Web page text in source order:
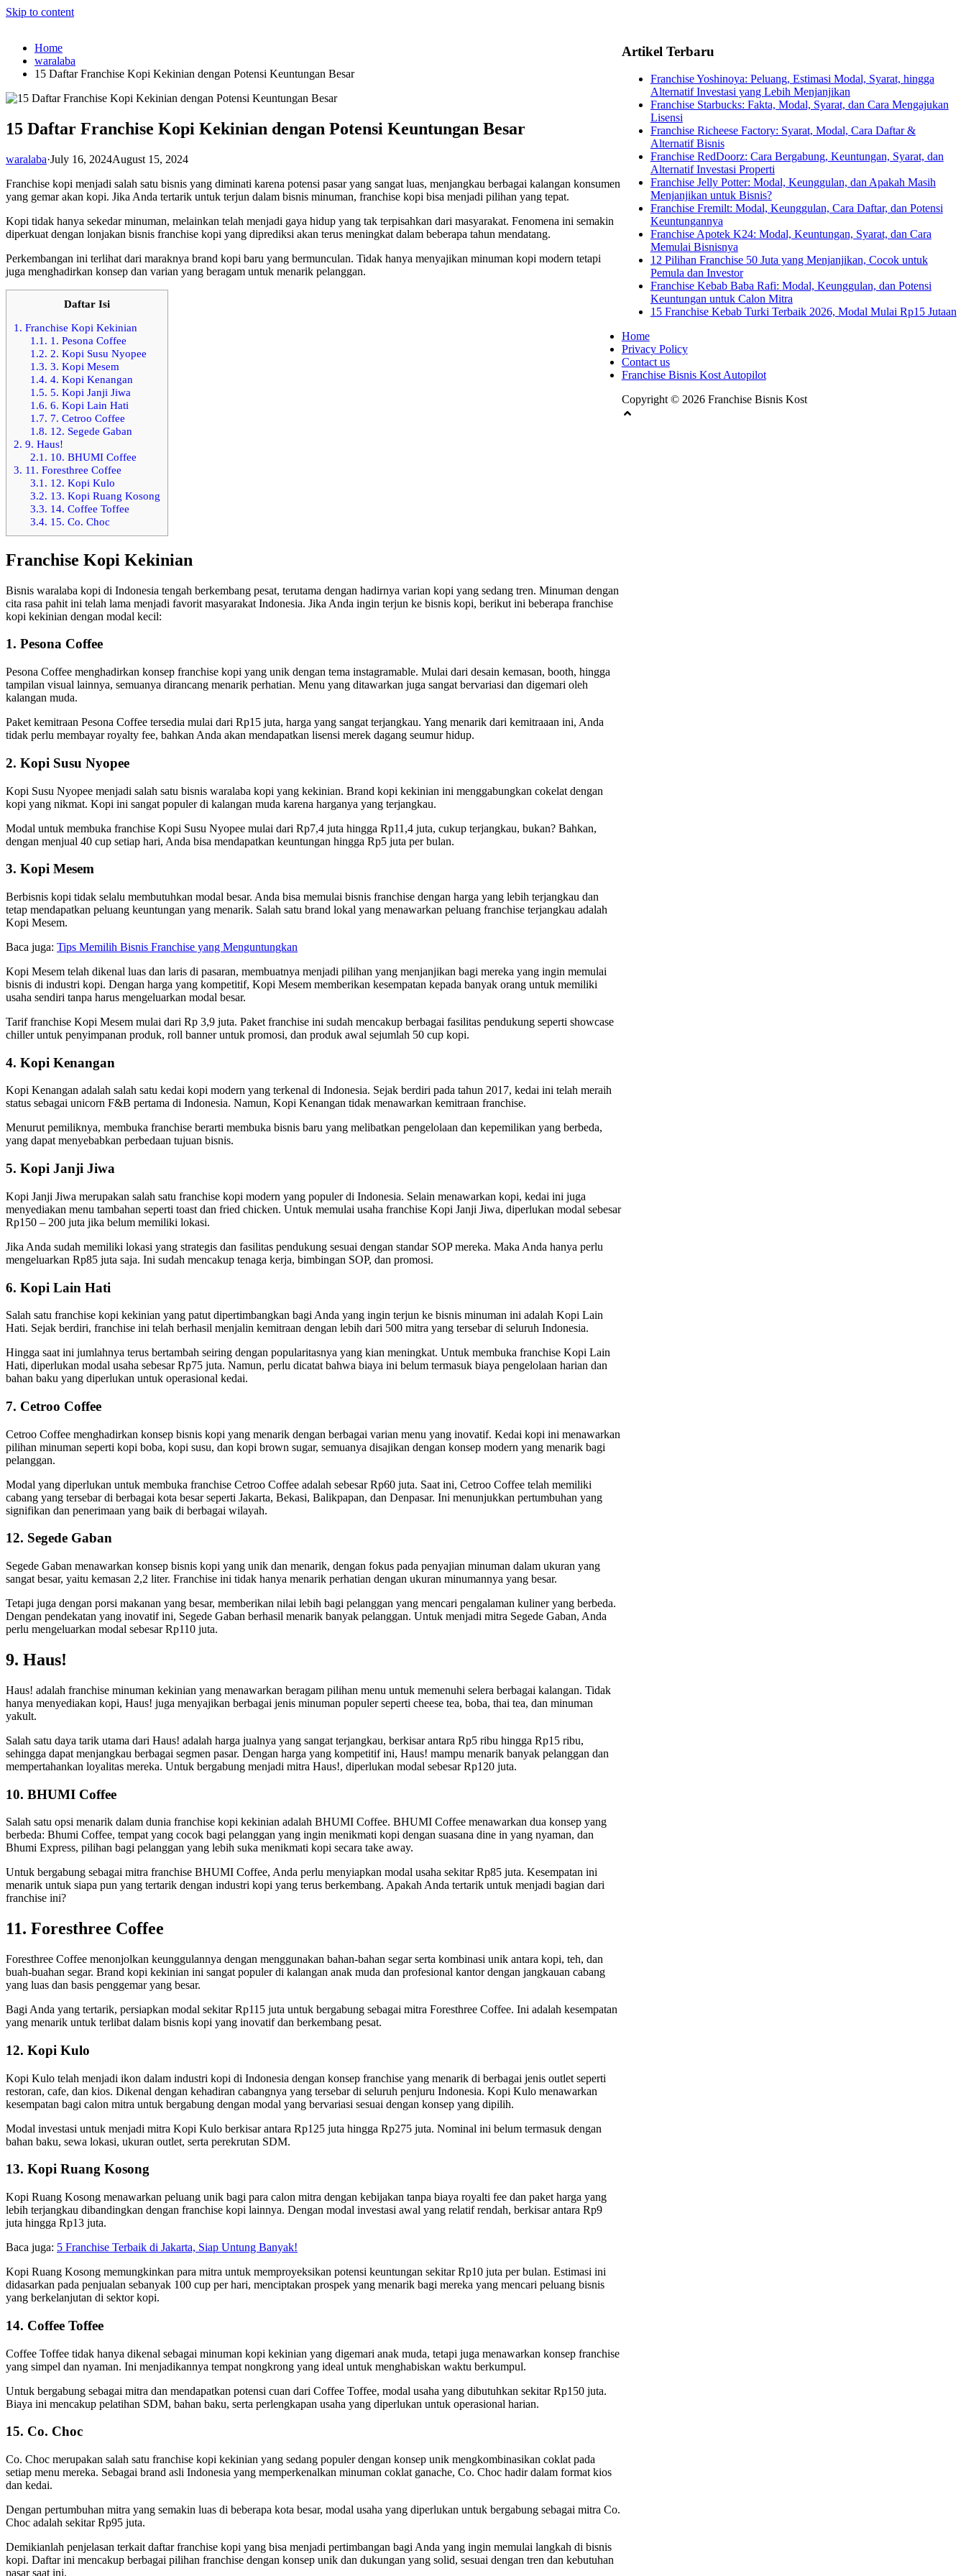
Skip to content
Home
waralaba
15 Daftar Franchise Kopi Kekinian dengan Potensi Keuntungan Besar
15 Daftar Franchise Kopi Kekinian dengan Potensi Keuntungan Besar
waralaba·July 16, 2024August 15, 2024
Franchise kopi menjadi salah satu bisnis yang diminati karena potensi pasar yang sangat luas, menjangkau berbagai kalangan konsumen
yang gemar akan kopi. Jika Anda tertarik untuk terjun dalam bisnis minuman, franchise kopi bisa menjadi pilihan yang tepat.
Kopi tidak hanya sekedar minuman, melainkan telah menjadi gaya hidup yang tak terpisahkan dari masyarakat. Fenomena ini semakin
diperkuat dengan lonjakan bisnis franchise kopi yang diprediksi akan terus meningkat dalam beberapa tahun mendatang.
Perkembangan ini terlihat dari maraknya brand kopi baru yang bermunculan. Tidak hanya menyajikan minuman kopi modern tetapi
juga menghadirkan konsep dan varian yang beragam untuk menarik pelanggan.
Daftar Isi
1. Franchise Kopi Kekinian
1.1. 1. Pesona Coffee
1.2. 2. Kopi Susu Nyopee
1.3. 3. Kopi Mesem
1.4. 4. Kopi Kenangan
1.5. 5. Kopi Janji Jiwa
1.6. 6. Kopi Lain Hati
1.7. 7. Cetroo Coffee
1.8. 12. Segede Gaban
2. 9. Haus!
2.1. 10. BHUMI Coffee
3. 11. Foresthree Coffee
3.1. 12. Kopi Kulo
3.2. 13. Kopi Ruang Kosong
3.3. 14. Coffee Toffee
3.4. 15. Co. Choc
Franchise Kopi Kekinian
Bisnis waralaba kopi di Indonesia tengah berkembang pesat, terutama dengan hadirnya varian kopi yang sedang tren. Minuman dengan
cita rasa pahit ini telah lama menjadi favorit masyarakat Indonesia. Jika Anda ingin terjun ke bisnis kopi, berikut ini beberapa franchise
kopi kekinian dengan modal kecil:
1. Pesona Coffee
Pesona Coffee menghadirkan konsep franchise kopi yang unik dengan tema instagramable. Mulai dari desain kemasan, booth, hingga
tampilan visual lainnya, semuanya dirancang menarik perhatian. Menu yang ditawarkan juga sangat bervariasi dan digemari oleh
kalangan muda.
Paket kemitraan Pesona Coffee tersedia mulai dari Rp15 juta, harga yang sangat terjangkau. Yang menarik dari kemitraaan ini, Anda
tidak perlu membayar royalty fee, bahkan Anda akan mendapatkan lisensi merek dagang seumur hidup.
2. Kopi Susu Nyopee
Kopi Susu Nyopee menjadi salah satu bisnis waralaba kopi yang kekinian. Brand kopi kekinian ini menggabungkan cokelat dengan
kopi yang nikmat. Kopi ini sangat populer di kalangan muda karena harganya yang terjangkau.
Modal untuk membuka franchise Kopi Susu Nyopee mulai dari Rp7,4 juta hingga Rp11,4 juta, cukup terjangkau, bukan? Bahkan,
dengan menjual 40 cup setiap hari, Anda bisa mendapatkan keuntungan hingga Rp5 juta per bulan.
3. Kopi Mesem
Berbisnis kopi tidak selalu membutuhkan modal besar. Anda bisa memulai bisnis franchise dengan harga yang lebih terjangkau dan
tetap mendapatkan peluang keuntungan yang menarik. Salah satu brand lokal yang menawarkan peluang franchise terjangkau adalah
Kopi Mesem.
Baca juga: Tips Memilih Bisnis Franchise yang Menguntungkan
Kopi Mesem telah dikenal luas dan laris di pasaran, membuatnya menjadi pilihan yang menjanjikan bagi mereka yang ingin memulai
bisnis di industri kopi. Dengan harga yang kompetitif, Kopi Mesem memberikan kesempatan kepada banyak orang untuk memiliki
usaha sendiri tanpa harus mengeluarkan modal besar.
Tarif franchise Kopi Mesem mulai dari Rp 3,9 juta. Paket franchise ini sudah mencakup berbagai fasilitas pendukung seperti showcase
chiller untuk penyimpanan produk, roll banner untuk promosi, dan produk awal sejumlah 50 cup kopi.
4. Kopi Kenangan
Kopi Kenangan adalah salah satu kedai kopi modern yang terkenal di Indonesia. Sejak berdiri pada tahun 2017, kedai ini telah meraih
status sebagai unicorn F&B pertama di Indonesia. Namun, Kopi Kenangan tidak menawarkan kemitraan franchise.
Menurut pemiliknya, membuka franchise berarti membuka bisnis baru yang melibatkan pengelolaan dan kepemilikan yang berbeda,
yang dapat menyebabkan perbedaan tujuan bisnis.
5. Kopi Janji Jiwa
Kopi Janji Jiwa merupakan salah satu franchise kopi modern yang populer di Indonesia. Selain menawarkan kopi, kedai ini juga
menyediakan menu tambahan seperti toast dan fried chicken. Untuk memulai usaha franchise Kopi Janji Jiwa, diperlukan modal sebesar
Rp150 – 200 juta jika belum memiliki lokasi.
Jika Anda sudah memiliki lokasi yang strategis dan fasilitas pendukung sesuai dengan standar SOP mereka. Maka Anda hanya perlu
mengeluarkan Rp85 juta saja. Ini sudah mencakup tenaga kerja, bimbingan SOP, dan promosi.
6. Kopi Lain Hati
Salah satu franchise kopi kekinian yang patut dipertimbangkan bagi Anda yang ingin terjun ke bisnis minuman ini adalah Kopi Lain
Hati. Sejak berdiri, franchise ini telah berhasil menjalin kemitraan dengan lebih dari 500 mitra yang tersebar di seluruh Indonesia.
Hingga saat ini jumlahnya terus bertambah seiring dengan popularitasnya yang kian meningkat. Untuk membuka franchise Kopi Lain
Hati, diperlukan modal usaha sebesar Rp75 juta. Namun, perlu dicatat bahwa biaya ini belum termasuk biaya pengelolaan harian dan
bahan baku yang diperlukan untuk operasional kedai.
7. Cetroo Coffee
Cetroo Coffee menghadirkan konsep bisnis kopi yang menarik dengan berbagai varian menu yang inovatif. Kedai kopi ini menawarkan
pilihan minuman seperti kopi boba, kopi susu, dan kopi brown sugar, semuanya disajikan dengan konsep modern yang menarik bagi
pelanggan.
Modal yang diperlukan untuk membuka franchise Cetroo Coffee adalah sebesar Rp60 juta. Saat ini, Cetroo Coffee telah memiliki
cabang yang tersebar di berbagai kota besar seperti Jakarta, Bekasi, Balikpapan, dan Denpasar. Ini menunjukkan pertumbuhan yang
signifikan dan penerimaan yang baik di berbagai wilayah.
12. Segede Gaban
Segede Gaban menawarkan konsep bisnis kopi yang unik dan menarik, dengan fokus pada penyajian minuman dalam ukuran yang
sangat besar, yaitu kemasan 2,2 liter. Franchise ini tidak hanya menarik perhatian dengan ukuran minumannya yang besar.
Tetapi juga dengan porsi makanan yang besar, memberikan nilai lebih bagi pelanggan yang mencari pengalaman kuliner yang berbeda.
Dengan pendekatan yang inovatif ini, Segede Gaban berhasil menarik banyak pelanggan. Untuk menjadi mitra Segede Gaban, Anda
perlu mengeluarkan modal sebesar Rp110 juta.
9. Haus!
‍Haus! adalah franchise minuman kekinian yang menawarkan beragam pilihan menu untuk memenuhi selera berbagai kalangan. Tidak
hanya menyediakan kopi, Haus! juga menyajikan berbagai jenis minuman populer seperti cheese tea, boba, thai tea, dan minuman
yakult.
Salah satu daya tarik utama dari Haus! adalah harga jualnya yang sangat terjangkau, berkisar antara Rp5 ribu hingga Rp15 ribu,
sehingga dapat menjangkau berbagai segmen pasar. Dengan harga yang kompetitif ini, Haus! mampu menarik banyak pelanggan dan
mempertahankan loyalitas mereka. Untuk bergabung menjadi mitra Haus!, diperlukan modal sebesar Rp120 juta.
10. BHUMI Coffee
Salah satu opsi menarik dalam dunia franchise kopi kekinian adalah BHUMI Coffee. BHUMI Coffee menawarkan dua konsep yang
berbeda: Bhumi Coffee, tempat yang cocok bagi pelanggan yang ingin menikmati kopi dengan suasana dine in yang nyaman, dan
Bhumi Express, pilihan bagi pelanggan yang lebih suka menikmati kopi secara take away.
Untuk bergabung sebagai mitra franchise BHUMI Coffee, Anda perlu menyiapkan modal usaha sekitar Rp85 juta. Kesempatan ini
menarik untuk siapa pun yang tertarik dengan industri kopi yang terus berkembang. Apakah Anda tertarik untuk menjadi bagian dari
franchise ini?
11. Foresthree Coffee
Foresthree Coffee menonjolkan keunggulannya dengan menggunakan bahan-bahan segar serta kombinasi unik antara kopi, teh, dan
buah-buahan segar. Brand kopi kekinian ini sangat populer di kalangan anak muda dan profesional kantor dengan jangkauan cabang
yang luas dan basis penggemar yang besar.
Bagi Anda yang tertarik, persiapkan modal sekitar Rp115 juta untuk bergabung sebagai mitra Foresthree Coffee. Ini adalah kesempatan
yang menarik untuk terlibat dalam bisnis kopi yang inovatif dan berkembang pesat.
12. Kopi Kulo
Kopi Kulo telah menjadi ikon dalam industri kopi di Indonesia dengan konsep franchise yang menarik di berbagai jenis outlet seperti
restoran, cafe, dan kios. Dikenal dengan kehadiran cabangnya yang tersebar di seluruh penjuru Indonesia. Kopi Kulo menawarkan
kesempatan bagi calon mitra untuk bergabung dengan modal yang bervariasi sesuai dengan konsep yang dipilih.
Modal investasi untuk menjadi mitra Kopi Kulo berkisar antara Rp125 juta hingga Rp275 juta. Nominal ini belum termasuk dengan
bahan baku, sewa lokasi, ukuran outlet, serta perekrutan SDM.
13. Kopi Ruang Kosong
Kopi Ruang Kosong menawarkan peluang unik bagi para calon mitra dengan kebijakan tanpa biaya royalti fee dan paket harga yang
lebih terjangkau dibandingkan dengan franchise kopi lainnya. Dengan modal investasi awal yang relatif rendah, berkisar antara Rp9
juta hingga Rp13 juta.
Baca juga: 5 Franchise Terbaik di Jakarta, Siap Untung Banyak!
Kopi Ruang Kosong memungkinkan para mitra untuk memproyeksikan potensi keuntungan sekitar Rp10 juta per bulan. Estimasi ini
didasarkan pada penjualan sebanyak 100 cup per hari, menciptakan prospek yang menarik bagi mereka yang mencari peluang bisnis
yang berkelanjutan di sektor kopi.
14. Coffee Toffee
Coffee Toffee tidak hanya dikenal sebagai minuman kopi kekinian yang digemari anak muda, tetapi juga menawarkan konsep franchise
yang simpel dan nyaman. Ini menjadikannya tempat nongkrong yang ideal untuk menghabiskan waktu berkumpul.
Untuk bergabung sebagai mitra dan mendapatkan potensi cuan dari Coffee Toffee, modal usaha yang dibutuhkan sekitar Rp150 juta.
Biaya ini mencakup pelatihan SDM, bahan baku, serta perlengkapan usaha yang diperlukan untuk operasional harian.
15. Co. Choc
Co. Choc merupakan salah satu franchise kopi kekinian yang sedang populer dengan konsep unik mengkombinasikan coklat pada
setiap menu mereka. Sebagai brand asli Indonesia yang memperkenalkan minuman coklat ganache, Co. Choc hadir dalam format kios
dan kedai.
Dengan pertumbuhan mitra yang semakin luas di beberapa kota besar, modal usaha yang diperlukan untuk bergabung sebagai mitra Co.
Choc adalah sekitar Rp95 juta.
Demikianlah penjelasan terkait daftar franchise kopi yang bisa menjadi pertimbangan bagi Anda yang ingin memulai langkah di bisnis
kopi. Daftar ini mencakup berbagai pilihan franchise dengan konsep unik dan dukungan yang solid, sesuai dengan tren dan kebutuhan
pasar saat ini.
Artikel Terbaru
Franchise Yoshinoya: Peluang, Estimasi Modal, Syarat, hingga
Alternatif Investasi yang Lebih Menjanjikan
Franchise Starbucks: Fakta, Modal, Syarat, dan Cara Mengajukan
Lisensi
Franchise Richeese Factory: Syarat, Modal, Cara Daftar &
Alternatif Bisnis
Franchise RedDoorz: Cara Bergabung, Keuntungan, Syarat, dan
Alternatif Investasi Properti
Franchise Jelly Potter: Modal, Keunggulan, dan Apakah Masih
Menjanjikan untuk Bisnis?
Franchise Fremilt: Modal, Keunggulan, Cara Daftar, dan Potensi
Keuntungannya
Franchise Apotek K24: Modal, Keuntungan, Syarat, dan Cara
Memulai Bisnisnya
12 Pilihan Franchise 50 Juta yang Menjanjikan, Cocok untuk
Pemula dan Investor
Franchise Kebab Baba Rafi: Modal, Keunggulan, dan Potensi
Keuntungan untuk Calon Mitra
15 Franchise Kebab Turki Terbaik 2026, Modal Mulai Rp15 Jutaan
Home
Privacy Policy
Contact us
Franchise Bisnis Kost Autopilot
Copyright © 2026 Franchise Bisnis Kost